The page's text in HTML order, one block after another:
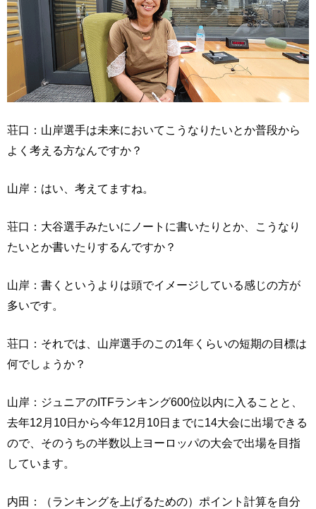
荘口：山岸選手は未来においてこうなりたいとか普段から
よく考える方なんですか？
山岸：はい、考えてますね。
荘口：大谷選手みたいにノートに書いたりとか、こうなり
たいとか書いたりするんですか？
山岸：書くというよりは頭でイメージしている感じの方が
多いです。
荘口：それでは、山岸選手のこの1年くらいの短期の目標は
何でしょうか？
山岸：ジュニアのITFランキング600位以内に入ることと、
去年12月10日から今年12月10日までに14大会に出場できる
ので、そのうちの半数以上ヨーロッパの大会で出場を目指
しています。
内田：（ランキングを上げるための）ポイント計算を自分